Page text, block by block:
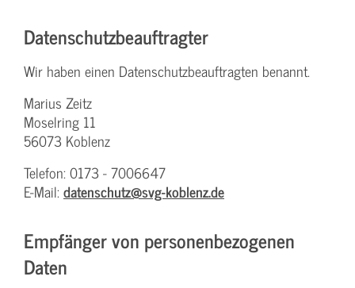
Datenschutz­beauftragter
Wir haben einen Datenschutzbeauftragten benannt.
Marius Zeitz
Moselring 11
56073 Koblenz
Telefon: 0173 - 7006647
E-Mail: datenschutz@svg-koblenz.de
Empfänger von personenbezogenen
Daten